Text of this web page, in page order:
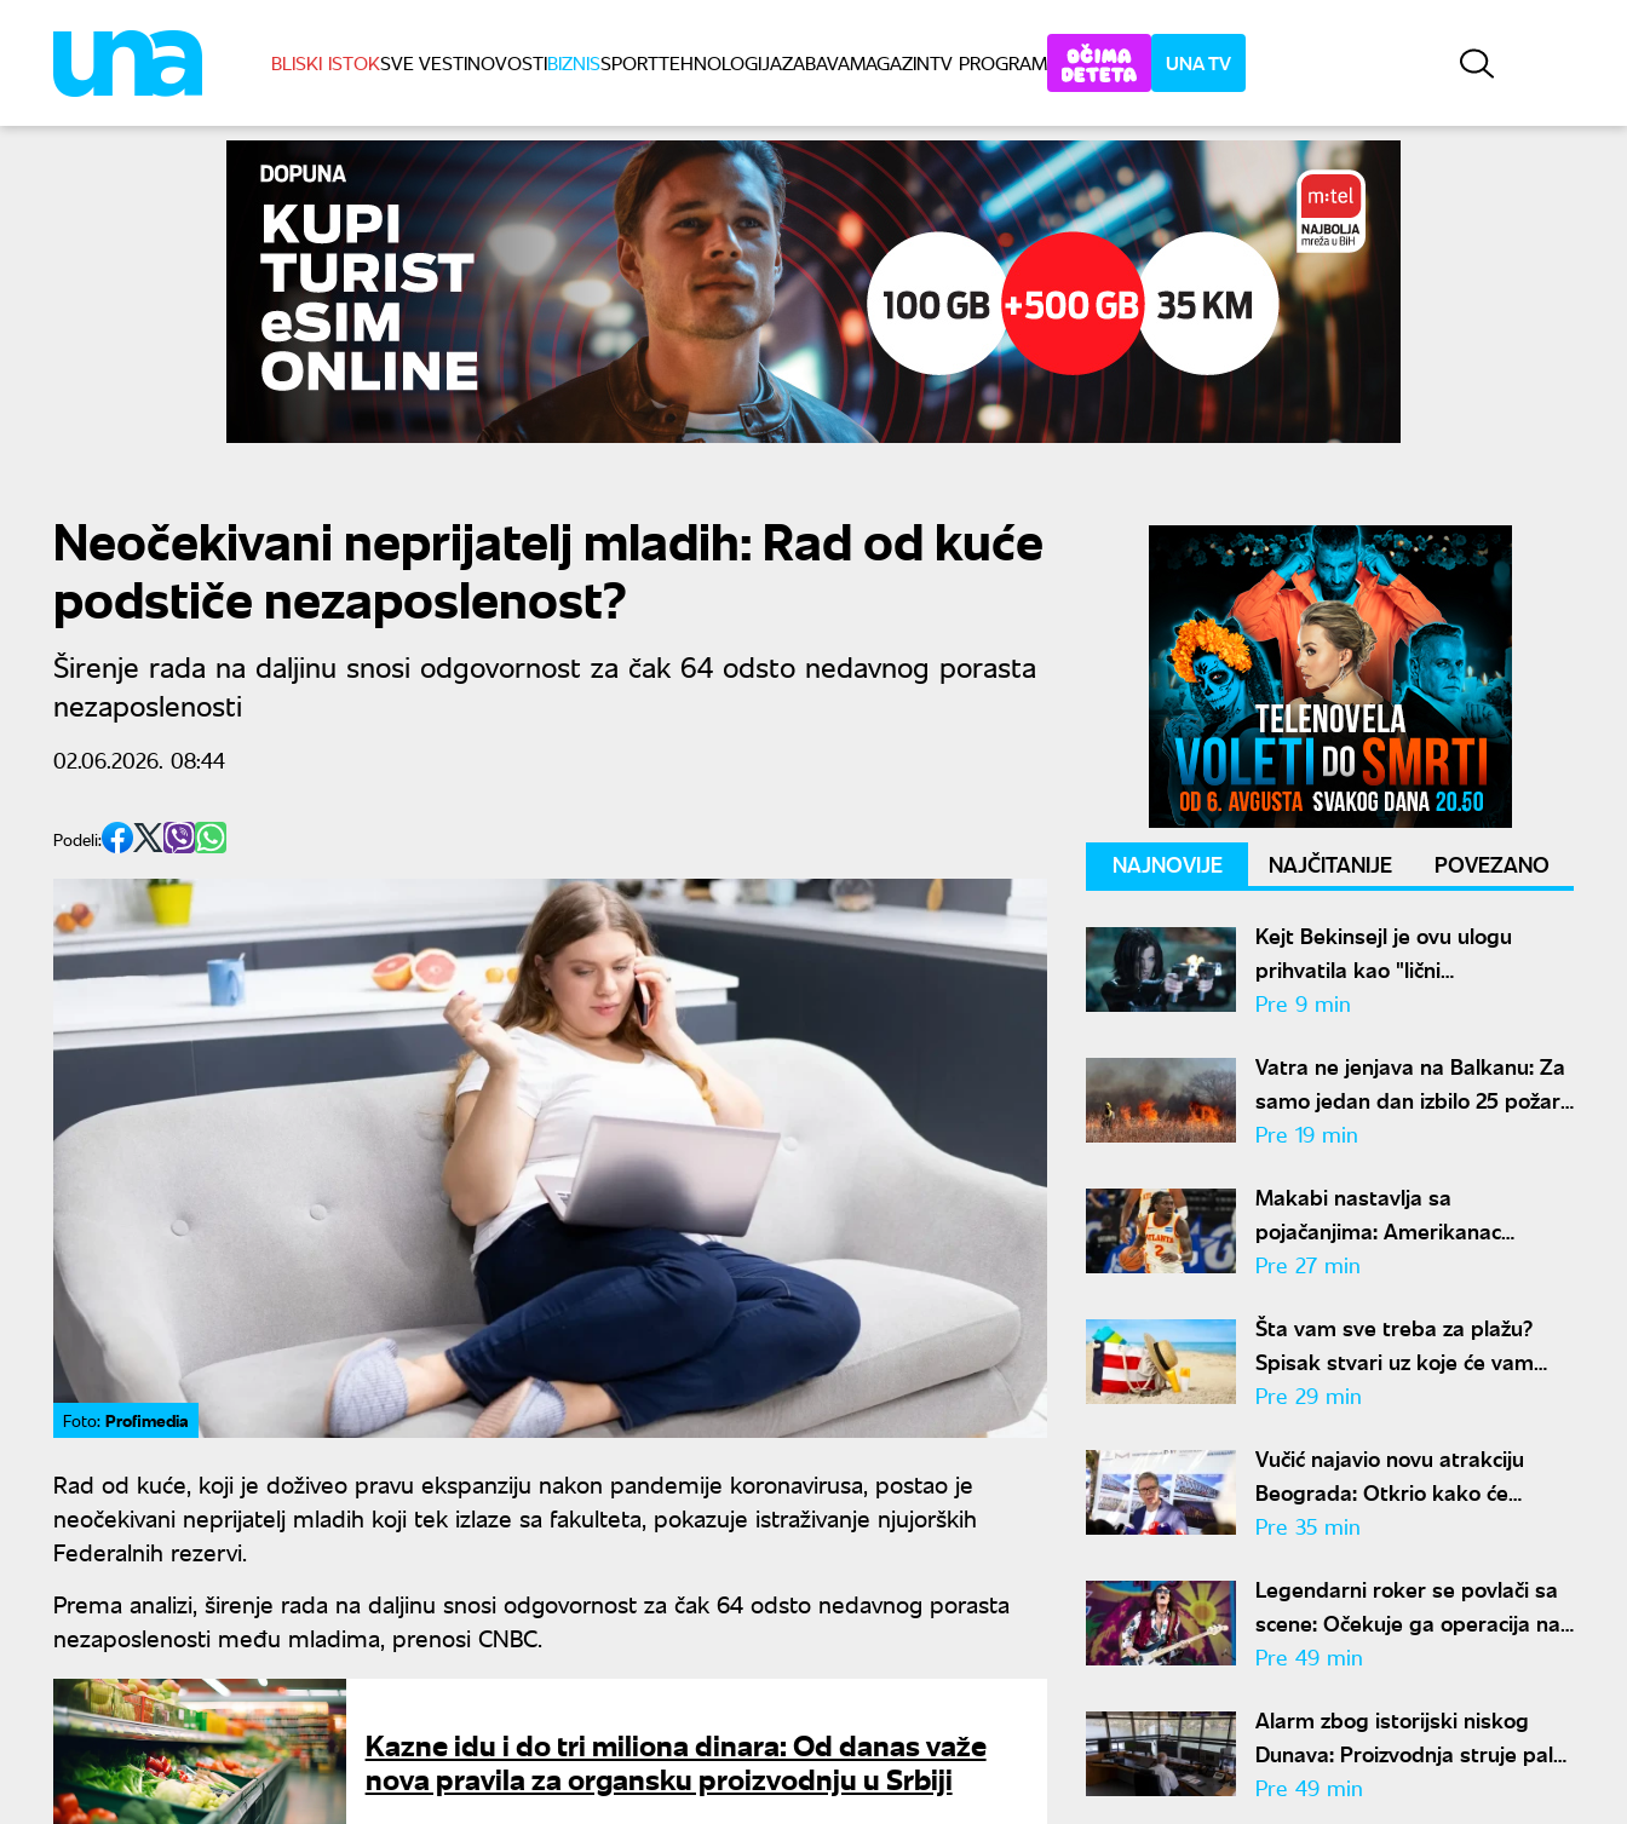
BLISKI ISTOKSVE VESTINOVOSTIBIZNISSPORTTEHNOLOGIJAZABAVAMAGAZINTV PROGRAM UNA TV
Neočekivani neprijatelj mladih: Rad od kuće
podstiče nezaposlenost?
Širenje rada na daljinu snosi odgovornost za čak 64 odsto nedavnog porasta
nezaposlenosti
02.06.2026. 08:44
Podeli:
Foto: Profimedia
Rad od kuće, koji je doživeo pravu ekspanziju nakon pandemije koronavirusa, postao je
neočekivani neprijatelj mladih koji tek izlaze sa fakulteta, pokazuje istraživanje njujorških
Federalnih rezervi.
Prema analizi, širenje rada na daljinu snosi odgovornost za čak 64 odsto nedavnog porasta
nezaposlenosti među mladima, prenosi CNBC.
Kazne idu i do tri miliona dinara: Od danas važe
nova pravila za organsku proizvodnju u Srbiji
NAJNOVIJE NAJČITANIJE POVEZANO
Kejt Bekinsejl je ovu ulogu
prihvatila kao "lični
eksperiment": Promenila joj tok
Pre 9 min
Vatra ne jenjava na Balkanu: Za
samo jedan dan izbilo 25 požara
u Severnoj Makedoniji
Pre 19 min
Makabi nastavlja sa
pojačanjima: Amerikanac
potpisao dvogodišnji ugovor
Pre 27 min
Šta vam sve treba za plažu?
Spisak stvari uz koje će vam
torba biti lagana, a dan savršen
Pre 29 min
Vučić najavio novu atrakciju
Beograda: Otkrio kako će
izgledati Stari železnički most i
Pre 35 min
Legendarni roker se povlači sa
scene: Očekuje ga operacija na
otvorenom srcu
Pre 49 min
Alarm zbog istorijski niskog
Dunava: Proizvodnja struje pala
50 odsto, evo da li je
Pre 49 min